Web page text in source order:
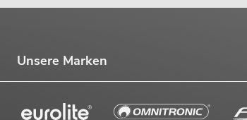
Unsere Marken